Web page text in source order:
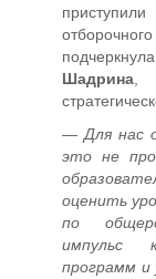
Шадрина ,
— Для нас
это не
оценить
по
импульс
программ и